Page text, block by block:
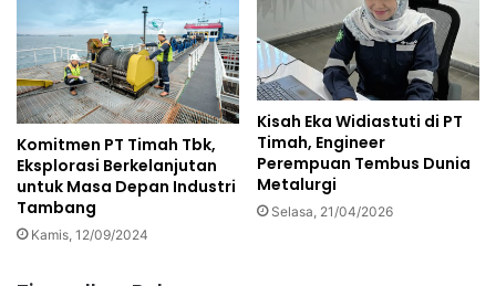
Komitmen PT Timah Tbk,
Eksplorasi Berkelanjutan
untuk Masa Depan Industri
Tambang
Kamis, 12/09/2024
Kisah Eka Widiastuti di PT
Timah, Engineer
Perempuan Tembus Dunia
Metalurgi
Selasa, 21/04/2026